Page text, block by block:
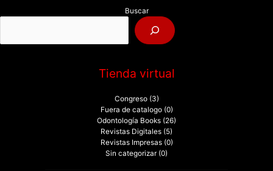
o
:
Buscar
Tienda virtual
Congreso (3)
Fuera de catalogo (0)
Odontología Books (26)
Revistas Digitales (5)
Revistas Impresas (0)
Sin categorizar (0)